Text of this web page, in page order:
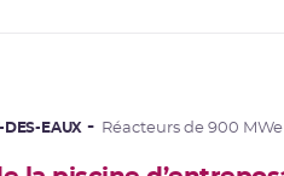
DES-EAUX Réacteurs de 900 MWe